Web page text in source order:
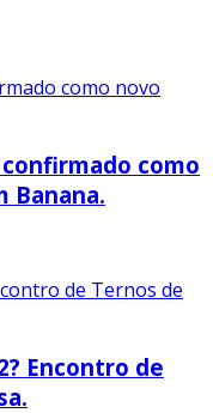
como
Banana.
Encontro de